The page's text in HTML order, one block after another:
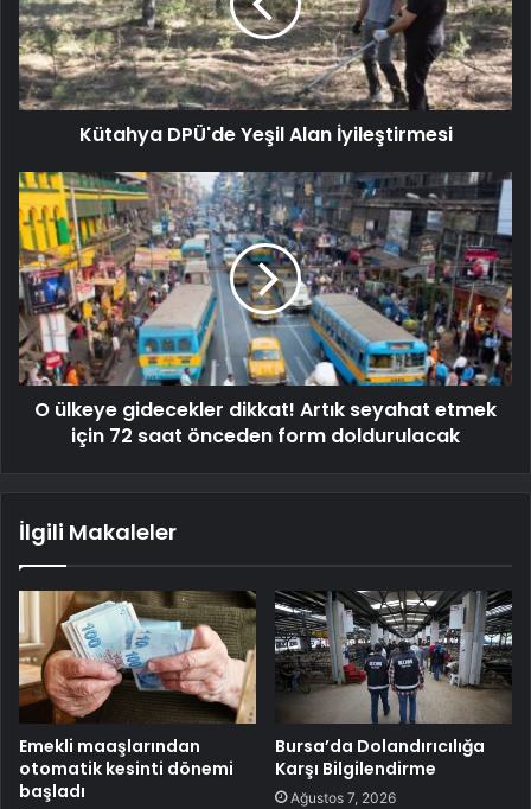
Kütahya DPÜ'de Yeşil Alan İyileştirmesi
O ülkeye gidecekler dikkat! Artık seyahat etmek
için 72 saat önceden form doldurulacak
İlgili Makaleler
Emekli maaşlarından
otomatik kesinti dönemi
başladı
Bursa’da Dolandırıcılığa
Karşı Bilgilendirme
Ağustos 7, 2026